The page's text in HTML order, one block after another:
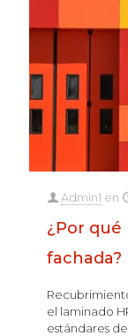
Admin1 en
¿Por qué
fachada?
el laminado
estándares